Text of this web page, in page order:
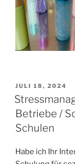
AM
JULI 18, 2024
Betriebe /
Schulen
Habe ich Ihr